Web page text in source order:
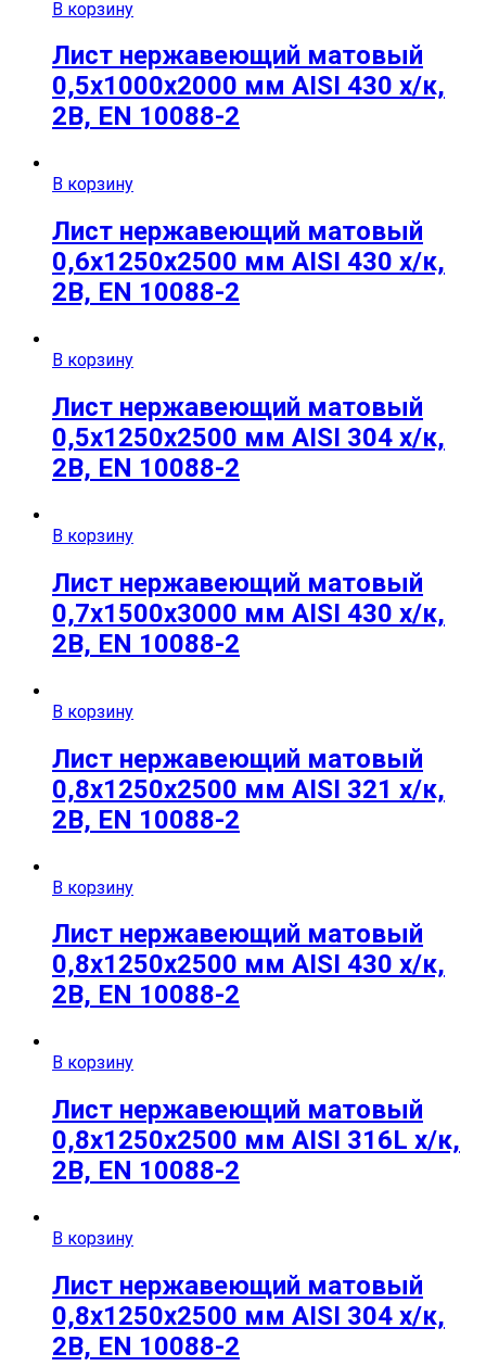
В корзину
Лист нержавеющий матовый
0,5х1000х2000 мм AISI 430 х/к,
2B, EN 10088-2
В корзину
Лист нержавеющий матовый
0,6х1250х2500 мм AISI 430 х/к,
2B, EN 10088-2
В корзину
Лист нержавеющий матовый
0,5х1250х2500 мм AISI 304 х/к,
2B, EN 10088-2
В корзину
Лист нержавеющий матовый
0,7х1500х3000 мм AISI 430 х/к,
2B, EN 10088-2
В корзину
Лист нержавеющий матовый
0,8х1250х2500 мм AISI 321 х/к,
2B, EN 10088-2
В корзину
Лист нержавеющий матовый
0,8х1250х2500 мм AISI 430 х/к,
2B, EN 10088-2
В корзину
Лист нержавеющий матовый
0,8х1250х2500 мм AISI 316L х/к,
2B, EN 10088-2
В корзину
Лист нержавеющий матовый
0,8х1250х2500 мм AISI 304 х/к,
2B, EN 10088-2